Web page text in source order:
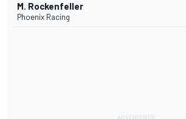
M. Rockenfeller
Phoenix Racing